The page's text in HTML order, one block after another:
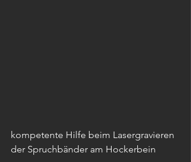
kompetente Hilfe beim Lasergravieren
der Spruchbänder am Hockerbein